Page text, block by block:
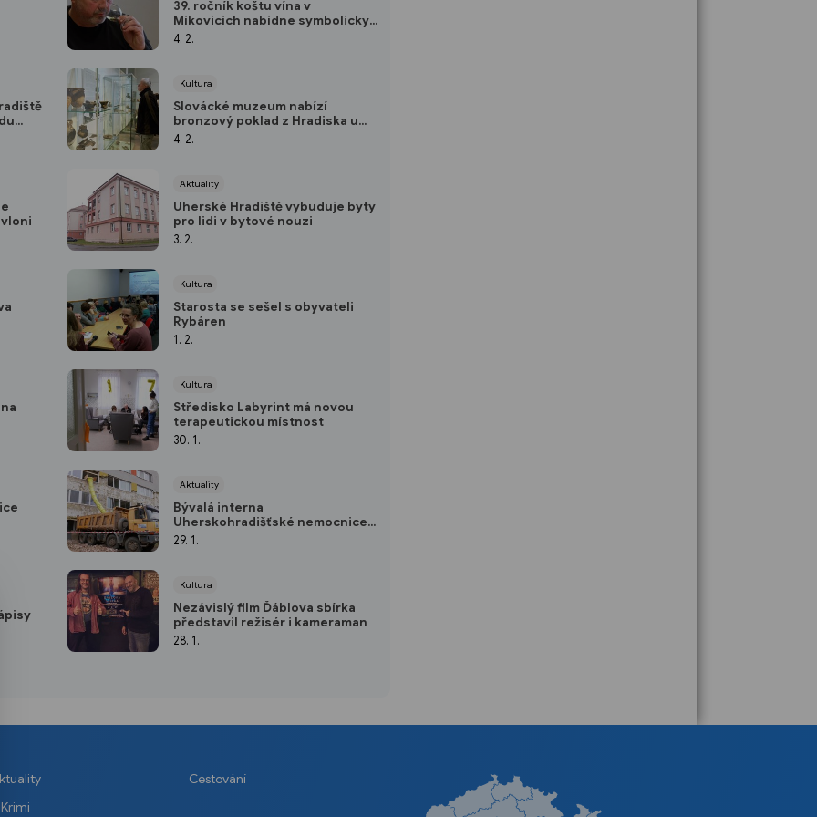
39. ročník koštu vína v
Míkovicích nabídne symbolicky
390 vzorků vín
4. 2.
Kultura
Slovácké muzeum nabízí
bronzový poklad z Hradiska u
Kroměříže
4. 2.
Aktuality
Uherské Hradiště vybuduje byty
pro lidi v bytové nouzi
3. 2.
Kultura
Starosta se sešel s obyvateli
Rybáren
1. 2.
Kultura
Středisko Labyrint má novou
terapeutickou místnost
30. 1.
Aktuality
Bývalá interna
Uherskohradišťské nemocnice
prochází modernizací
29. 1.
Kultura
Nezávislý film Ďáblova sbírka
představil režisér i kameraman
28. 1.
Krimi
Cestování